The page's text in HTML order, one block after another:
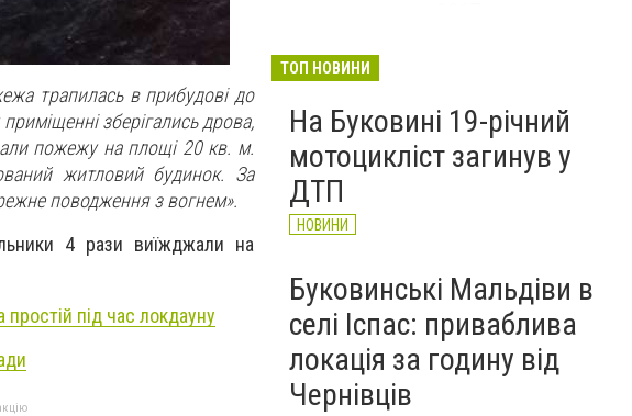
трапилась в прибудові до
зберігались дрова,
пожежу на площі 20 кв. м.
житловий будинок. За
поводження з вогнем».
4 рази виїжджали на
під час локдауну
області обмежили рух
великовагового транспорту
НОВИНИ
ТОП НОВИНИ
На Буковині 19-річний
мотоцикліст загинув у
ДТП
НОВИНИ
Буковинські Мальдіви в
селі Іспас: приваблива
локація за годину від
Чернівців